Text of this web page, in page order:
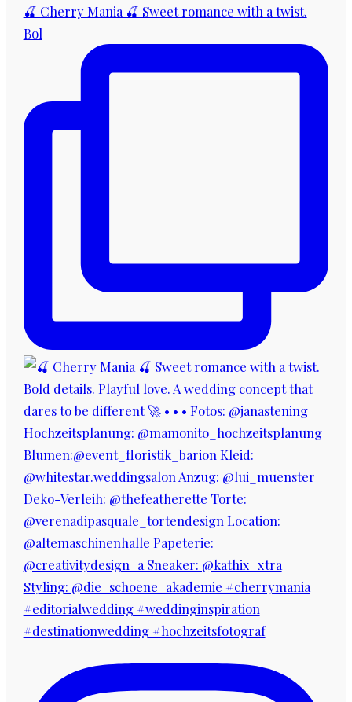
🍒 Cherry Mania 🍒 Sweet romance with a twist.
Bol